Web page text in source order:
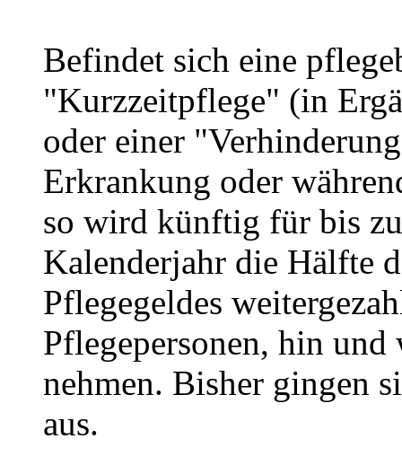
Befindet sich eine
"Kurzzeitpflege" (in
oder einer
Erkrankung oder
so wird künftig für bis
Kalenderjahr die Hälfte
Pflegegeldes
Pflegepersonen, hin
nehmen. Bisher gingen
aus.